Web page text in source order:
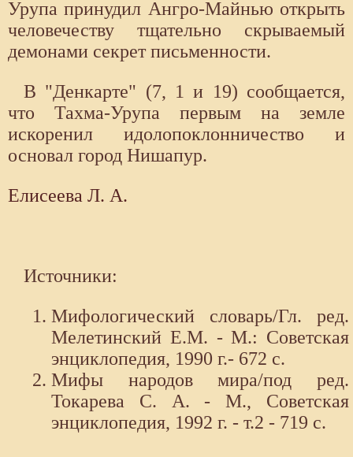
Урупа принудил Ангро-Майнью открыть
человечеству тщательно скрываемый
демонами секрет письменности.
В "Денкарте" (7, 1 и 19) сообщается,
что Тахма-Урупа первым на земле
искоренил идолопоклонничество и
основал город Нишапур.
Елисеева Л. А.
Источники:
Мифологический словарь/Гл. ред.
Мелетинский Е.М. - М.: Советская
энциклопедия, 1990 г.- 672 с.
Мифы народов мира/под ред.
Токарева С. А. - М., Советская
энциклопедия, 1992 г. - т.2 - 719 с.